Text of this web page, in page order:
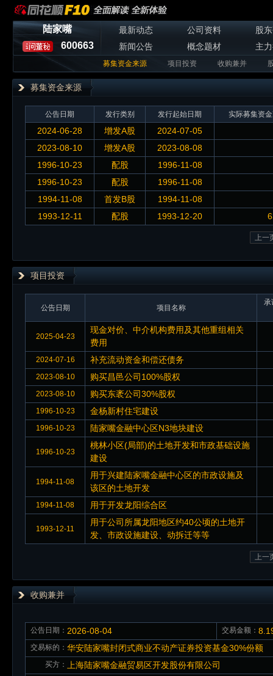
陆家嘴
600663
最新动态 公司资料
股
新闻公告
概念题材 主
募集资金来源 项目投资 收购兼并
募集资金来源
公告日期 发行类别 发行起始日期 实际募集资
2024-06-28 增发A股
2024-07-05
2023-08-10
增发A股
2023-08-08
1996-10-23
配股
1996-11-08
1996-10-23
配股
1996-11-08
1994-11-08
首发B股
1994-11-08
1993-12-11
配股 1993-12-20
上一
项目投资
公告日期 项目名称
承
2025-04-23
现金对价、中介机构费用及其他重组相关
费用
2024-07-16 补充流动资金和偿还债务
2023-08-10 购买昌邑公司100%股权
2023-08-10 购买东袤公司30%股权
1996-10-23 金杨新村住宅建设
1996-10-23 陆家嘴金融中心区N3地块建设
1996-10-23
桃林小区(局部)的土地开发和市政基础设施
建设
1994-11-08
用于兴建陆家嘴金融中心区的市政设施及
该区的土地开发
1994-11-08 用于开发龙阳综合区
1993-12-11
用于公司所属龙阳地区约40公顷的土地开
发、市政设施建设、动拆迁等等
上一
收购兼并
公告日期： 2026-08-04 交易金额：
交易标的： 华安陆家嘴封闭式商业不动产证券投资基金30%份额
买方： 上海陆家嘴金融贸易区开发股份有限公司